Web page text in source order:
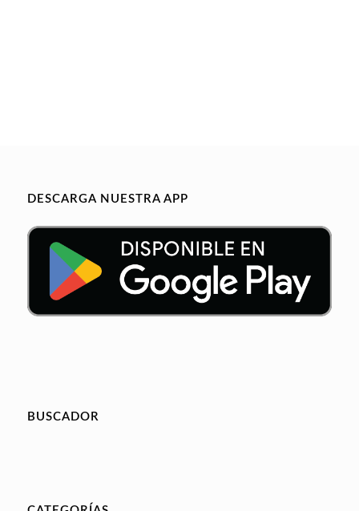
DESCARGA NUESTRA APP
BUSCADOR